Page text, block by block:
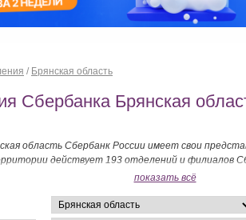
/ Брянская область
Сбербанка Брянская
область Сбербанк России имеет свои
действует 193 отделений и филиалов
является субъектом Российской Федерации,
России. Административным центром
Наиболее крупные из них: Брянск - 412
показать всё